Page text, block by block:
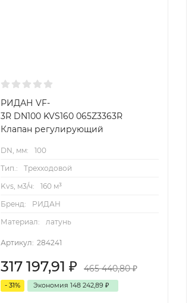
РИДАН VF-
3R DN100 KVS160 065Z3363R
Клапан регулирующий
DN, мм:
100
Тип.:
Трехходовой
Kvs, м3/ч:
160 м³
Бренд:
РИДАН
Материал:
латунь
Артикул: 284241
317 197,91 ₽ 465 440,80₽
- 31% Экономия 148 242,89 ₽